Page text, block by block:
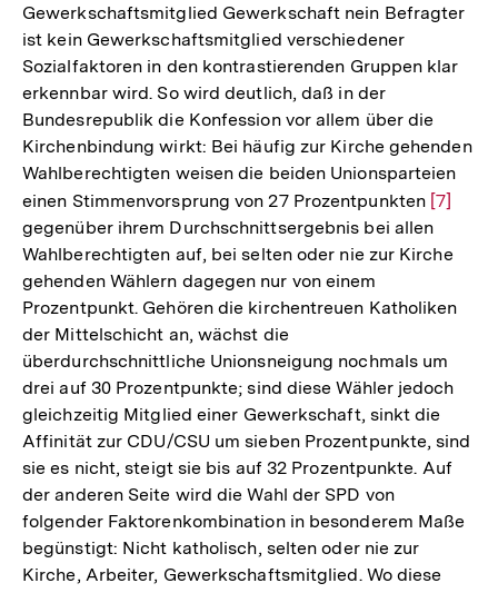
Gewerkschaftsmitglied Gewerkschaft nein Befragter
ist kein Gewerkschaftsmitglied verschiedener
Sozialfaktoren in den kontrastierenden Gruppen klar
erkennbar wird. So wird deutlich, daß in der
Bundesrepublik die Konfession vor allem über die
Kirchenbindung wirkt: Bei häufig zur Kirche gehenden
Wahlberechtigten weisen die beiden Unionsparteien
einen Stimmenvorsprung von 27 Prozentpunkten Zur
der
[7]
gegenüber ihrem Durchschnittsergebnis bei allen
Wahlberechtigten auf, bei selten oder nie zur Kirche
gehenden Wählern dagegen nur von einem
Prozentpunkt. Gehören die kirchentreuen Katholiken
der Mittelschicht an, wächst die
überdurchschnittliche Unionsneigung nochmals um
drei auf 30 Prozentpunkte; sind diese Wähler jedoch
gleichzeitig Mitglied einer Gewerkschaft, sinkt die
Affinität zur CDU/CSU um sieben Prozentpunkte, sind
sie es nicht, steigt sie bis auf 32 Prozentpunkte. Auf
der anderen Seite wird die Wahl der SPD von
folgender Faktorenkombination in besonderem Maße
begünstigt: Nicht katholisch, selten oder nie zur
Kirche, Arbeiter, Gewerkschaftsmitglied. Wo diese